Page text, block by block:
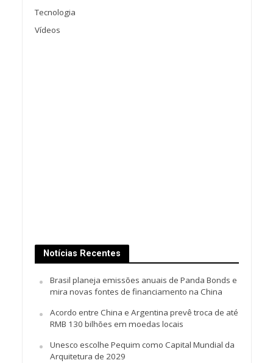
Tecnologia
Vídeos
Notícias Recentes
Brasil planeja emissões anuais de Panda Bonds e
mira novas fontes de financiamento na China
Acordo entre China e Argentina prevê troca de até
RMB 130 bilhões em moedas locais
Unesco escolhe Pequim como Capital Mundial da
Arquitetura de 2029